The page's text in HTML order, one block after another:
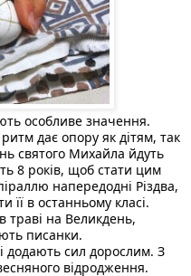
особливе значення.
дає опору як дітям, так
святого Михайла йдуть
8 років, щоб стати цим
напередодні Різдва,
її в останньому класі.
траві на Великдень,
писанки.
додають сил дорослим. З
відродження.